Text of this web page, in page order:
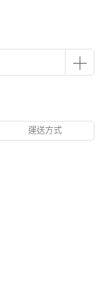
運送方式